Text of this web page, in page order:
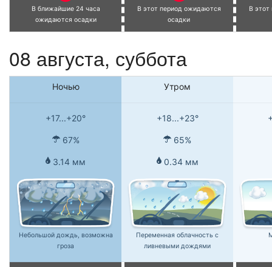
В ближайшие 24 часа
ожидаются осадки
В этот период ожидаются
осадки
В
08 августа, суббота
Ночью Утром
+17...+20° +18...+23°
67% 65%
3.14 мм 0.34 мм
Небольшой дождь, возможна
гроза
Переменная облачность с
ливневыми дождями